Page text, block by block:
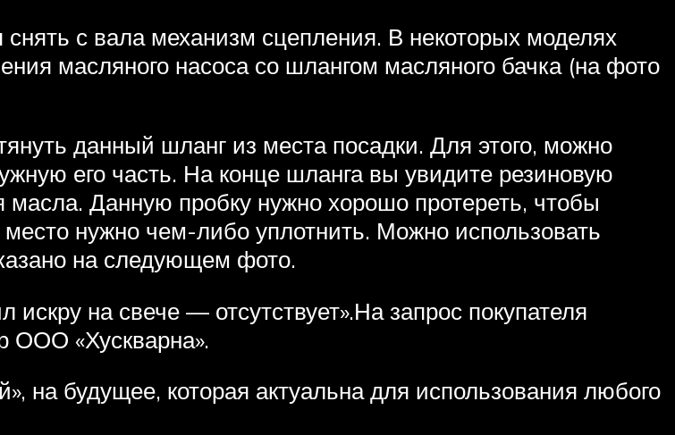
снять с вала механизм сцепления. В некоторых моделях
масляного насоса со шлангом масляного бачка (на фото
данный шланг из места посадки. Для этого, можно
его часть. На конце шланга вы увидите резиновую
масла. Данную пробку нужно хорошо протереть, чтобы
нужно чем-либо уплотнить. Можно использовать
на следующем фото.
на свече — отсутствует».На запрос покупателя
ООО «Хускварна».
на будущее, которая актуальна для использования любого